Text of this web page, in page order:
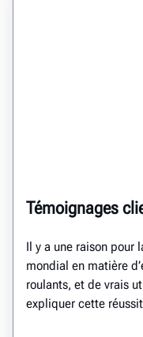
Témoignages
Il y a une raison pour
mondial en matière
roulants, et de vrais
expliquer cette